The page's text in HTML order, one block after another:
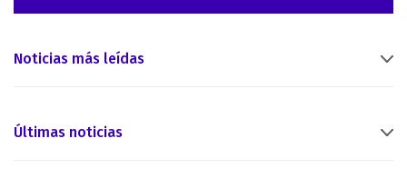
Noticias más leídas
Últimas noticias